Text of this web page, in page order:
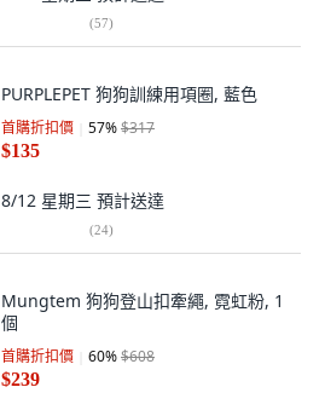
(57)
PURPLEPET 狗狗訓練用項圈, 藍色
首購折扣價 57%$317
$135
8/12 星期三 預計送達
(24)
Mungtem 狗狗登山扣牽繩, 霓虹粉, 1
個
首購折扣價 60%$608
$239